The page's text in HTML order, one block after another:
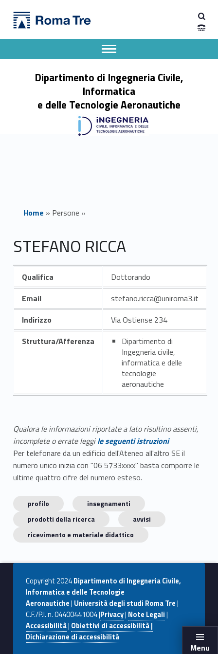
STEFANO RICCA - Dipartimento di Ingegneria Civile, Informatica e delle Tecnologie Aeronautiche
Dipartimento di Ingegneria Civile,
Informatica
e delle Tecnologie Aeronautiche
Menu
Apri il menu secondario
Header info sidebar
Home » Persone »
STEFANO RICCA
Qualifica
Dottorando
Email
stefano.ricca@uniroma3.it
Indirizzo
Via Ostiense 234
Struttura/Afferenza
Dipartimento di
Ingegneria civile,
informatica e delle
tecnologie
aeronautiche
Qualora le informazioni riportate a lato risultino assenti,
incomplete o errate leggile seguenti istruzioni
Per telefonare da un edificio dell'Ateneo all'altro SE il
numero unico inizia con "06 5733xxxx" basta comporre le
ultime quattro cifre del numero esteso.
profilo
insegnamenti
prodotti della ricerca
avvisi
ricevimento e materiale didattico
Copyright 2024Dipartimento di Ingegneria Civile,
Informatica e delle Tecnologie
Aeronautiche| Università degli studi Roma Tre|
C.F./P.I. n. 04400441004 |Privacy| Note Legali|
Accessibilità| Obiettivi di accessibilità |
Dichiarazione di accessibilità